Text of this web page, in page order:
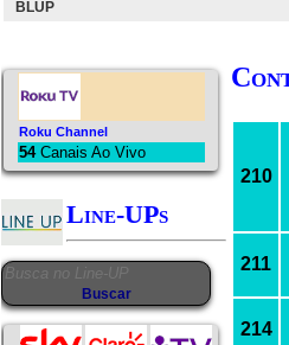
BLUP
Roku Channel
54Canais Ao Vivo
Line-UPs
210
211
214